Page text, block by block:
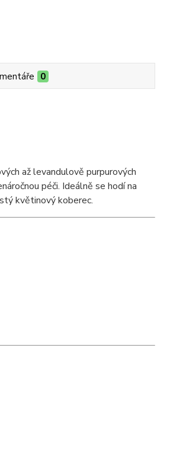
0
až levandulově purpurových
péči. Ideálně se hodí na
květinový koberec.